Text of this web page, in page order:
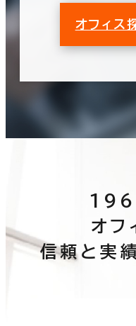
オフィス
この条
６か月以上
建築中 1
1階 2階
オフ
信頼と実